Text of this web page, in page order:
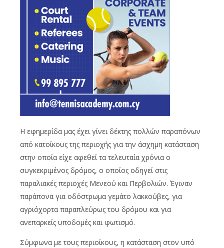
Η εφημερίδα μας έχει γίνει δέκτης πολλών παραπόνων
από κατοίκους της περιοχής για την άσχημη κατάσταση
στην οποία είχε αφεθεί τα τελευταία χρόνια ο
συγκεκριμένος δρόμος, ο οποίος οδηγεί στις
παραλιακές περιοχές Μενεού και Περβολιών. Έγιναν
παράπονα για οδόστρωμα γεμάτο λακκούβες, για
αγριόχορτα παραπλεύρως του δρόμου και για
ανεπαρκείς υποδομές και φωτισμό.
Σύμφωνα με τους περιοίκους, η κατάσταση στον υπό